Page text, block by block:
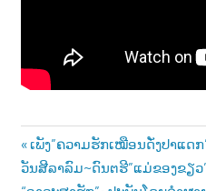
Post
Previous
Post:
ເພັງ”ຄວາມຮັກເໝືອນດັ່ງປາແດ
ວັນສີລາລົມ~ດົນຕຮີ”ແມ່ຂອງຂຽວ